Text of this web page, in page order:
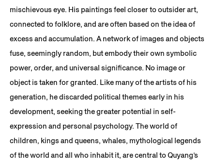
mischievous eye. His paintings feel closer to outsider art,
connected to folklore, and are often based on the idea of
excess and accumulation. A network of images and objects
fuse, seemingly random, but embody their own symbolic
power, order, and universal significance. No image or
object is taken for granted. Like many of the artists of his
generation, he discarded political themes early in his
development, seeking the greater potential in self-
expression and personal psychology. The world of
children, kings and queens, whales, mythological legends
of the world and all who inhabit it, are central to Quyang’s